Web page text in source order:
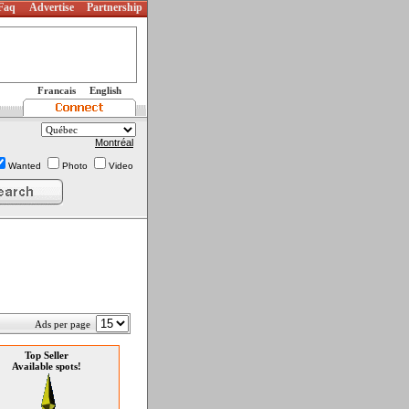
Advertise Partnership
Francais English
Montréal
Wanted Photo Video
Ads per page
Top Seller
Available spots!